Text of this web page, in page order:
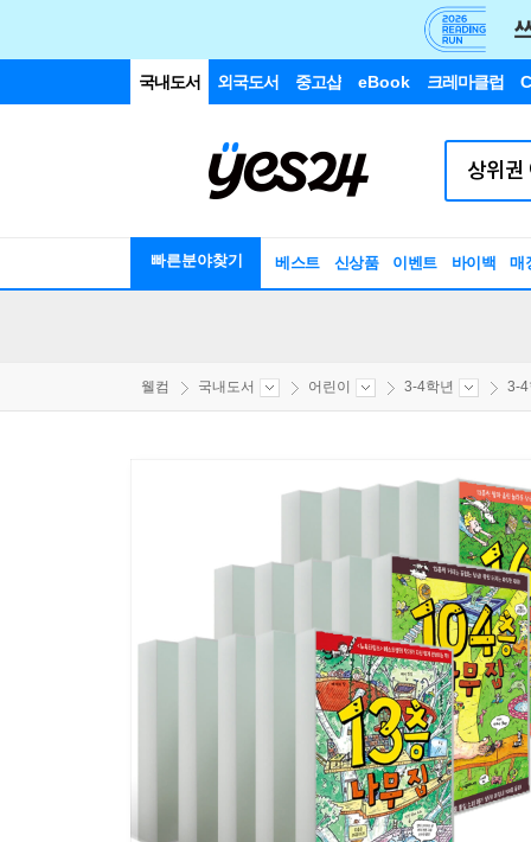
국내도서 외국도서 중고샵 eBook 크레마클럽
빠른분야찾기 베스트 신상품 이벤트 바이백 매
웰컴 국내도서 어린이 3-4학년 3-4